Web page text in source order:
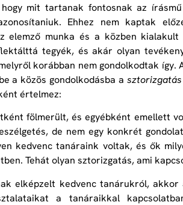
mit tartanak fontosnak az
Ehhez nem kaptak
elemző munka és a közben
tegyék, és akár olyan
korábban nem gondolkodtak így.
a közös gondolkodásba asztorizgatás
értelmez:
fölmerült, és egyébként emellett
de nem egy konkrét
kedvenc tanáraink voltak, és ők
Tehát olyan sztorizgatás, ami
elképzelt kedvenc tanárukról,
a tanáraikkal